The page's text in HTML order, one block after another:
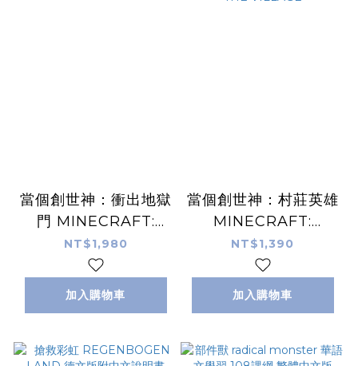
當個創世神：衝出地獄
門 MINECRAFT:
PORTAL DASH
NT$1,980
加入購物車
當個創世神：村莊英雄
MINECRAFT:
HEROES OF THE
VILLAGE
NT$1,390
加入購物車